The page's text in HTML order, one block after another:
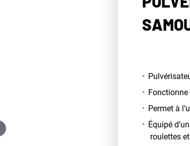
Permet à
Équipé
roulettes